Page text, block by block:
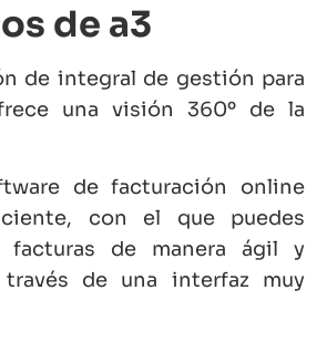
de a3
de integral de gestión para
una visión 360º de la
de facturación online
con el que puedes
facturas de manera ágil y
de una interfaz muy